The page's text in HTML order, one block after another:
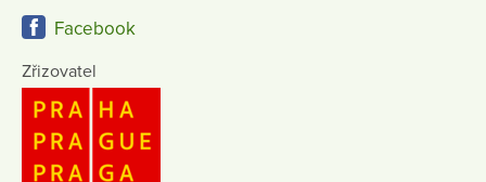
Facebook
Zřizovatel